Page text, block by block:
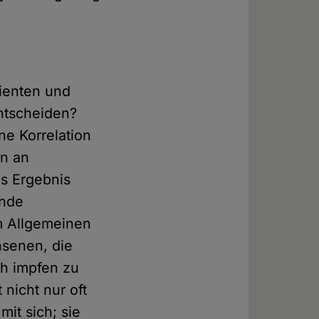
und
Korrelation
an
Ergebnis
Allgemeinen
die
impfen zu
nicht nur oft
sich; sie